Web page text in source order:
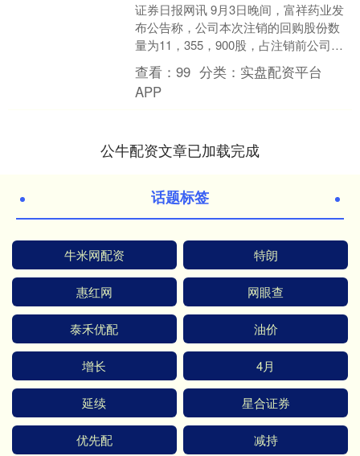
证券日报网讯 9月3日晚间，富祥药业发
布公告称，公司本次注销的回购股份数
量为11，355，900股，占注销前公司总
股本的比例为2.06%，回购注销金额为人
民币1....
查看：99 分类： 实盘配资平台
APP
公牛配资文章已加载完成
话题标签
牛米网配资 特朗
惠红网 网眼查
泰禾优配 油价
增长 4月
延续 星合证券
优先配 减持